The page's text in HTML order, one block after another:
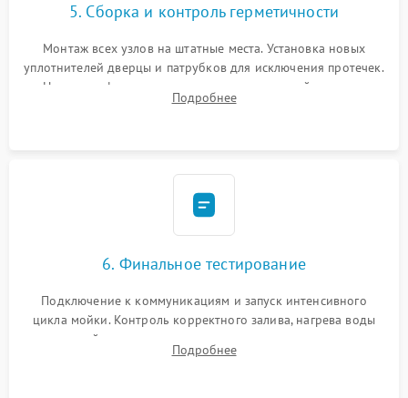
5. Сборка и контроль герметичности
Монтаж всех узлов на штатные места. Установка новых
уплотнителей дверцы и патрубков для исключения протечек.
Надежная фиксация хомутов гидравлической системы,
сборка корпуса и установка датчика поплавка.
Подробнее
6. Финальное тестирование
Подключение к коммуникациям и запуск интенсивного
цикла мойки. Контроль корректного залива, нагрева воды
до нужной температуры, отсутствия посторонних шумов,
штатного слива и абсолютной сухости в поддоне.
Подробнее